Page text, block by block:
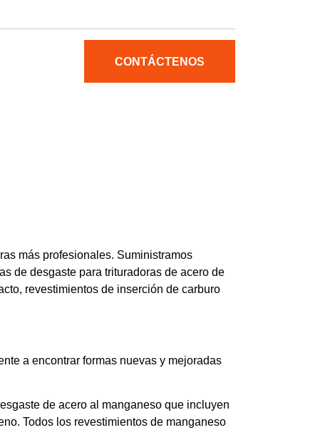
CONTÁCTENOS